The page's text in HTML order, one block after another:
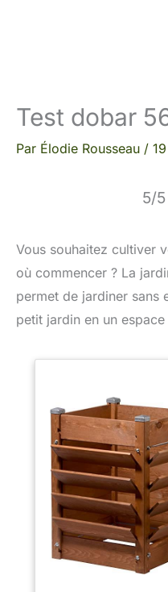
Test dobar
Par Élodie Rousseau /
5/
Vous souhaitez cultiver
où commencer ? La
permet de jardiner sans
petit jardin en un